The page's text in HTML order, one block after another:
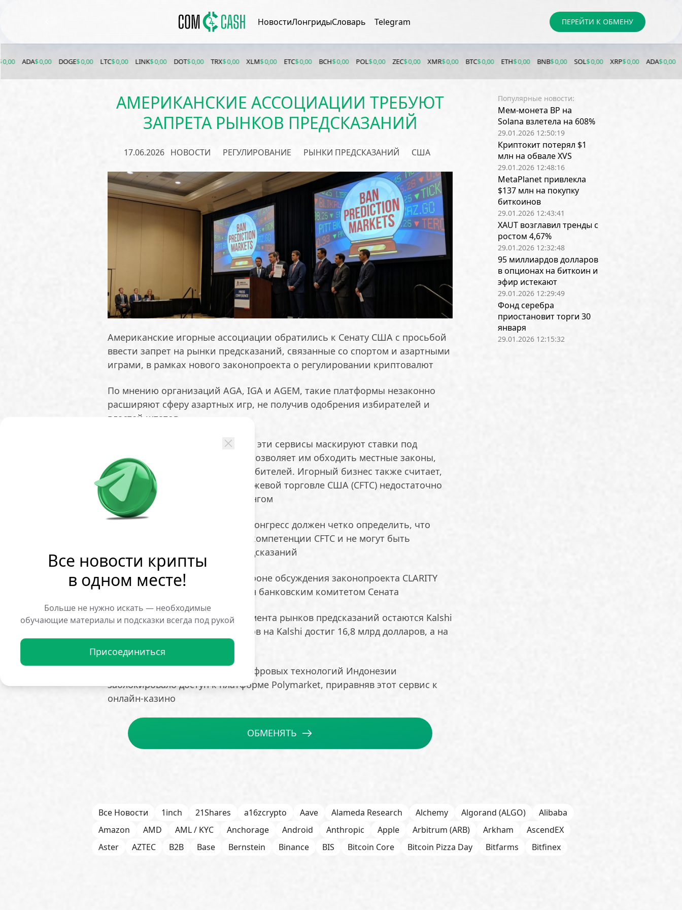
НовостиЛонгридыСловарь Telegram ПЕРЕЙТИ К ОБМЕНУ
0,00 DOGE$ 0,00 LTC$ 0,00 LINK$ 0,00 DOT$ 0,00 TRX$ 0,00 XLM$ 0,00 ETC$ 0,00 BCH$ 0,00 POL$ 0,00 ZEC$ 0,00 XMR$ 0,00 BTC$ 0,00 ETH$ 0,00 BNB$ 0,00 SOL$ 0,00 XRP$ 0,00 ADA$ 0,00 DOGE$ 0,00
Все новости крипты
в одном месте!
Больше не нужно искать — необходимые
обучающие материалы и подсказки всегда под рукой
Присоединиться
АМЕРИКАНСКИЕ АССОЦИАЦИИ ТРЕБУЮТ
ЗАПРЕТА РЫНКОВ ПРЕДСКАЗАНИЙ
17.06.2026 НОВОСТИ РЕГУЛИРОВАНИЕ РЫНКИ ПРЕДСКАЗАНИЙ США
Американские игорные ассоциации обратились к Сенату США с просьбой
ввести запрет на рынки предсказаний, связанные со спортом и азартными
играми, в рамках нового законопроекта о регулировании криптовалют
По мнению организаций AGA, IGA и AGEM, такие платформы незаконно
расширяют сферу азартных игр, не получив одобрения избирателей и
властей штатов
Авторы письма утверждают, что эти сервисы маскируют ставки под
финансовые инструменты, что позволяет им обходить местные законы,
налоги и правила защиты потребителей. Игорный бизнес также считает,
что у Комиссии по срочной биржевой торговле США (CFTC) недостаточно
ресурсов для контроля за беттингом
В письме подчеркивается, что Конгресс должен четко определить, что
ставки на спорт не относятся к компетенции CFTC и не могут быть
представлены через рынки предсказаний
Это требование прозвучало на фоне обсуждения законопроекта CLARITY
Act, который ранее был одобрен банковским комитетом Сената
Крупнейшими участниками сегмента рынков предсказаний остаются Kalshi
и Polymarket. В мае объем торгов на Kalshi достиг 16,8 млрд долларов, а на
Polymarket — 7 млрд долларов
Ранее Министерство связи и цифровых технологий Индонезии
заблокировало доступ к платформе Polymarket, приравняв этот сервис к
онлайн-казино
ОБМЕНЯТЬ
Популярные новости:
Мем-монета BP на
Solana взлетела на 608%
29.01.2026 12:50:19
Криптокит потерял $1
млн на обвале XVS
29.01.2026 12:48:16
MetaPlanet привлекла
$137 млн на покупку
биткоинов
29.01.2026 12:43:41
XAUT возглавил тренды с
ростом 4,67%
29.01.2026 12:32:48
95 миллиардов долларов
в опционах на биткоин и
эфир истекают
29.01.2026 12:29:49
Фонд серебра
приостановит торги 30
января
29.01.2026 12:15:32
Все Новости 1inch 21Shares a16zcrypto Aave Alameda Research Alchemy Algorand (ALGO)
Alibaba
Amazon
AMD AML / KYC Anchorage Android Anthropic Apple Arbitrum (ARB) Arkham
AscendEX
Aster
AZTEC B2B Base Bernstein Binance BIS Bitcoin Core Bitcoin Pizza Day Bitfarms
Bitfinex